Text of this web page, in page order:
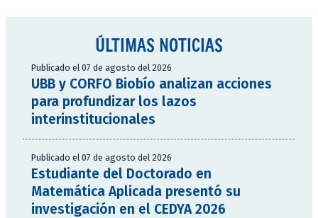
ÚLTIMAS NOTICIAS
Publicado el 07 de agosto del 2026
UBB y CORFO Biobío analizan acciones
para profundizar los lazos
interinstitucionales
Publicado el 07 de agosto del 2026
Estudiante del Doctorado en
Matemática Aplicada presentó su
investigación en el CEDYA 2026